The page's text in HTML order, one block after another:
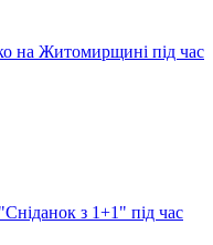
на Житомирщині під час
з 1+1" під час